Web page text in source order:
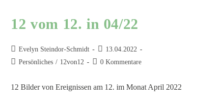
12 vom 12. in 04/22
Evelyn Steindor-Schmidt
13.04.2022
Persönliches / 12von12 0 Kommentare
12 Bilder von Ereignissen am 12. im Monat April 2022